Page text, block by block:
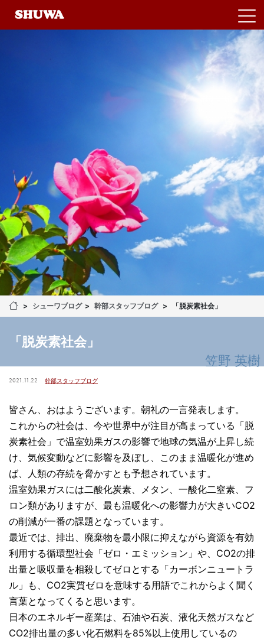
シューワブログ 幹部スタッフブログ 「脱炭素社会」
「脱炭素社会」
笠野 英樹
2021.11.22 幹部スタッフブログ
皆さん、おはようございます。朝礼の一言発表します。
これからの社会は、今や世界中が注目が高まっている「脱
炭素社会」で温室効果ガスの影響で地球の気温が上昇し続
け、気候変動などに影響を及ぼし、このまま温暖化が進め
ば、人類の存続を脅かすとも予想されています。
温室効果ガスには二酸化炭素、メタン、一酸化二窒素、フ
ロン類がありますが、最も温暖化への影響力が大きいCO2
の削減が一番の課題となっています。
最近では、排出、廃棄物を最小限に抑えながら資源を有効
利用する循環型社会「ゼロ・エミッション」や、CO2の排
出量と吸収量を相殺してゼロとする「カーボンニュートラ
ル」も、CO2実質ゼロを意味する用語でこれからよく聞く
言葉となってくると思います。
日本のエネルギー産業は、石油や石炭、液化天然ガスなど
CO2排出量の多い化石燃料を85%以上使用しているの